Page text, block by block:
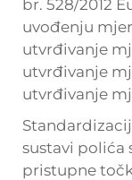
br. 528/2012
uvođenju
utvrđivanje
utvrđivanje
utvrđivanje
sustavi polića
pristupne